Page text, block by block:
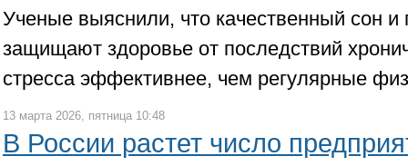
Ученые выяснили, что качественный сон и
защищают здоровье от последствий
стресса эффективнее, чем регулярные
13 марта 2026, пятница 10:48
В России растет число